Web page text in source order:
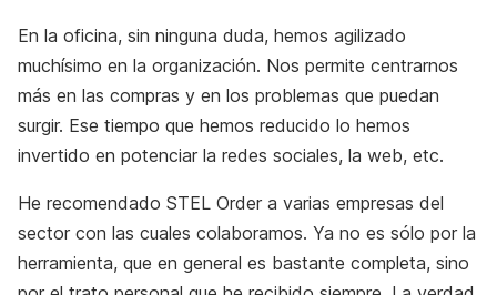
En la oficina, sin ninguna duda, hemos agilizado
muchísimo en la organización. Nos permite centrarnos
más en las compras y en los problemas que puedan
surgir. Ese tiempo que hemos reducido lo hemos
invertido en potenciar la redes sociales, la web, etc.
He recomendado STEL Order a varias empresas del
sector con las cuales colaboramos. Ya no es sólo por la
herramienta, que en general es bastante completa, sino